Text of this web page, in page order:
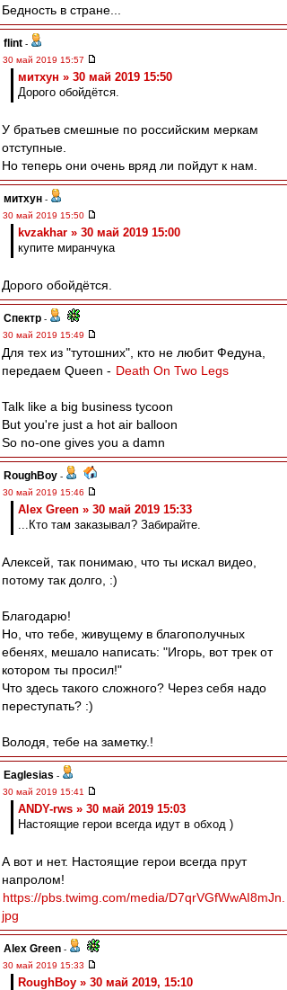
Бедность в стране...
flint -
30 май 2019 15:57
митхун » 30 май 2019 15:50
Дорого обойдётся.
У братьев смешные по российским меркам
отступные.
Но теперь они очень вряд ли пойдут к нам.
митхун -
30 май 2019 15:50
kvzakhar » 30 май 2019 15:00
купите миранчука
Дорого обойдётся.
Спектр -
30 май 2019 15:49
Для тех из "тутошних", кто не любит Федуна,
передаем Queen - Death On Two Legs
Talk like a big business tycoon
But you're just a hot air balloon
So no-one gives you a damn
RoughBoy -
30 май 2019 15:46
Alex Green » 30 май 2019 15:33
...Кто там заказывал? Забирайте.
Алексей, так понимаю, что ты искал видео,
потому так долго, :)
Благодарю!
Но, что тебе, живущему в благополучных
ебенях, мешало написать: "Игорь, вот трек от
котором ты просил!"
Что здесь такого сложного? Через себя надо
переступать? :)
Володя, тебе на заметку.!
Eaglesias -
30 май 2019 15:41
ANDY-rws » 30 май 2019 15:03
Настоящие герои всегда идут в обход )
А вот и нет. Настоящие герои всегда прут
напролом!
https://pbs.twimg.com/media/D7qrVGfWwAI8mJn.
jpg
Alex Green -
30 май 2019 15:33
RoughBoy » 30 май 2019, 15:10